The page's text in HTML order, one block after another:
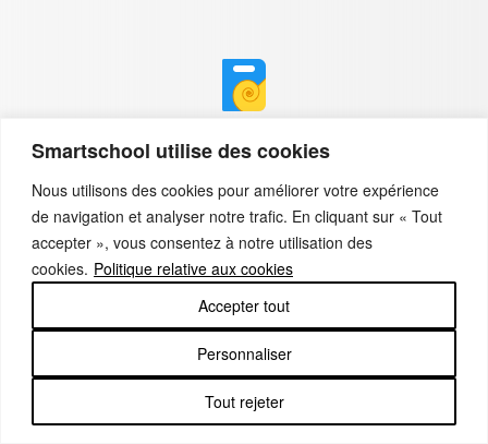
Smartschool utilise des cookies
Nous utilisons des cookies pour améliorer votre expérience
de navigation et analyser notre trafic. En cliquant sur « Tout
accepter », vous consentez à notre utilisation des
cookies. Politique relative aux cookies
Personnaliser
Tout rejeter
Accepter tout
Carnet de cotes
Destiné aux enseignants, aux élèves et aux parents.
Supporte tous types d’évaluations: notes, lettres,
appréciations, projets …